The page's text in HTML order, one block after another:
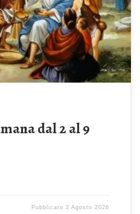
– Recita del Santo Rosario ore
Martedì 4 Agosto 2026 ore
dal 2 al 9
Pubblicato2 Agosto 2026